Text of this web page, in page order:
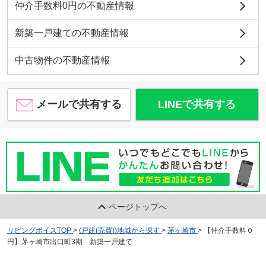
仲介手数料0円の不動産情報
新築一戸建ての不動産情報
中古物件の不動産情報
メールで共有する LINEで共有する
ページトップへ
リビングボイスTOP > (戸建(売買))地域から探す > 茅ヶ崎市 >
【仲介手数料０
円】茅ヶ崎市出口町3期 新築一戸建て